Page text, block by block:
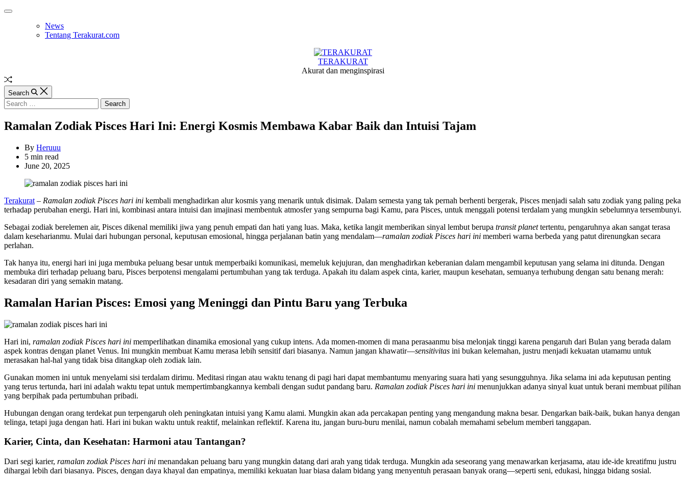
Skip
Off
News
Tentang Terakurat.com
TERAKURAT
Akurat dan menginspirasi
Random
Article
Search
Search
for:
Ramalan Zodiak Pisces Hari Ini: Energi Kosmis Membawa Kabar Baik dan Intuisi Tajam
By Heruuu
Estimated
read
5 min read
June 20, 2025
Terakurat – Ramalan zodiak Pisces hari ini kembali menghadirkan alur kosmis yang menarik untuk disimak. Dalam semesta yang tak pernah berhenti bergerak, Pisces menjadi salah satu zodiak yang paling peka
terhadap perubahan energi. Hari ini, kombinasi antara intuisi dan imajinasi membentuk atmosfer yang sempurna bagi Kamu, para Pisces, untuk menggali potensi terdalam yang mungkin sebelumnya tersembunyi.
Sebagai zodiak berelemen air, Pisces dikenal memiliki jiwa yang penuh empati dan hati yang luas. Maka, ketika langit memberikan sinyal lembut berupa transit planettertentu, pengaruhnya akan sangat terasa
dalam keseharianmu. Mulai dari hubungan personal, keputusan emosional, hingga perjalanan batin yang mendalam—ramalan zodiak Pisces hari ini memberi warna berbeda yang patut direnungkan secara
perlahan.
Tak hanya itu, energi hari ini juga membuka peluang besar untuk memperbaiki komunikasi, memeluk kejujuran, dan menghadirkan keberanian dalam mengambil keputusan yang selama ini ditunda. Dengan
membuka diri terhadap peluang baru, Pisces berpotensi mengalami pertumbuhan yang tak terduga. Apakah itu dalam aspek cinta, karier, maupun kesehatan, semuanya terhubung dengan satu benang merah:
kesadaran diri yang semakin matang.
Ramalan Harian Pisces: Emosi yang Meninggi dan Pintu Baru yang Terbuka
Hari ini, ramalan zodiak Pisces hari ini memperlihatkan dinamika emosional yang cukup intens. Ada momen-momen di mana perasaanmu bisa melonjak tinggi karena pengaruh dari Bulan yang berada dalam
aspek kontras dengan planet Venus. Ini mungkin membuat Kamu merasa lebih sensitif dari biasanya. Namun jangan khawatir—sensitivitas ini bukan kelemahan, justru menjadi kekuatan utamamu untuk
merasakan hal-hal yang tidak bisa ditangkap oleh zodiak lain.
Gunakan momen ini untuk menyelami sisi terdalam dirimu. Meditasi ringan atau waktu tenang di pagi hari dapat membantumu menyaring suara hati yang sesungguhnya. Jika selama ini ada keputusan penting
yang terus tertunda, hari ini adalah waktu tepat untuk mempertimbangkannya kembali dengan sudut pandang baru. Ramalan zodiak Pisces hari ini menunjukkan adanya sinyal kuat untuk berani membuat pilihan
yang berpihak pada pertumbuhan pribadi.
Hubungan dengan orang terdekat pun terpengaruh oleh peningkatan intuisi yang Kamu alami. Mungkin akan ada percakapan penting yang mengandung makna besar. Dengarkan baik-baik, bukan hanya dengan
telinga, tetapi juga dengan hati. Hari ini bukan waktu untuk reaktif, melainkan reflektif. Karena itu, jangan buru-buru menilai, namun cobalah memahami sebelum memberi tanggapan.
Karier, Cinta, dan Kesehatan: Harmoni atau Tantangan?
Dari segi karier, ramalan zodiak Pisces hari ini menandakan peluang baru yang mungkin datang dari arah yang tidak terduga. Mungkin ada seseorang yang menawarkan kerjasama, atau ide-ide kreatifmu justru
dihargai lebih dari biasanya. Pisces, dengan daya khayal dan empatinya, memiliki kekuatan luar biasa dalam bidang yang menyentuh perasaan banyak orang—seperti seni, edukasi, hingga bidang sosial.